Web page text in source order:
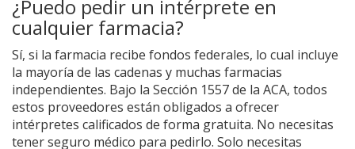
¿Puedo pedir un intérprete en
cualquier farmacia?
Sí, si la farmacia recibe fondos federales, lo cual incluye
la mayoría de las cadenas y muchas farmacias
independientes. Bajo la Sección 1557 de la ACA, todos
estos proveedores están obligados a ofrecer
intérpretes calificados de forma gratuita. No necesitas
tener seguro médico para pedirlo. Solo necesitas